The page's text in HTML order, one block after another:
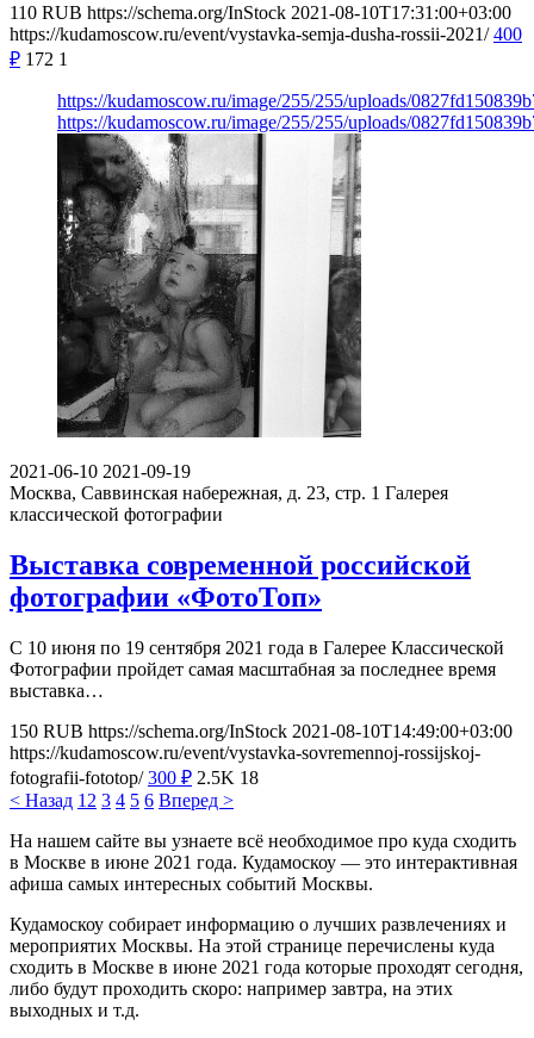
110 RUB https://schema.org/InStock 2021-08-10T17:31:00+03:00
https://kudamoscow.ru/event/vystavka-semja-dusha-rossii-2021/ 400
₽ 172 1
https://kudamoscow.ru/image/255/255/uploads/
https://kudamoscow.ru/image/255/255/uploads/
2021-06-10 2021-09-19
Москва, Саввинская набережная, д. 23, стр. 1 Галерея
классической фотографии
Выставка современной российской
фотографии «ФотоТоп»
С 10 июня по 19 сентября 2021 года в Галерее Классической
Фотографии пройдет самая масштабная за последнее время
выставка…
150 RUB https://schema.org/InStock 2021-08-10T14:49:00+03:00
https://kudamoscow.ru/event/vystavka-sovremennoj-rossijskoj-
fotografii-fototop/ 300 ₽ 2.5K 18
< Назад 1 2 3 4 5 6 Вперед >
На нашем сайте вы узнаете всё необходимое про куда сходить
в Москве в июне 2021 года. Кудамоскоу — это интерактивная
афиша самых интересных событий Москвы.
Кудамоскоу собирает информацию о лучших развлечениях и
мероприятих Москвы. На этой странице перечислены куда
сходить в Москве в июне 2021 года которые проходят сегодня,
либо будут проходить скоро: например завтра, на этих
выходных и т.д.